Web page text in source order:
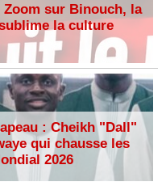
Zoom sur Binouch, la
la culture
: Cheikh "Dall"
qui chausse les
2026